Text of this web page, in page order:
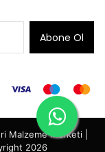
Abone Ol
Malzeme Marketi |
2026